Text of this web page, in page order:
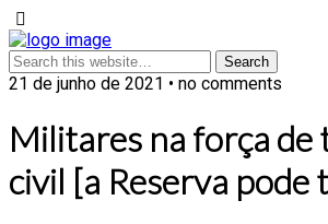
21 de junho de 2021 • no comments
Militares na força de
civil [a Reserva pode